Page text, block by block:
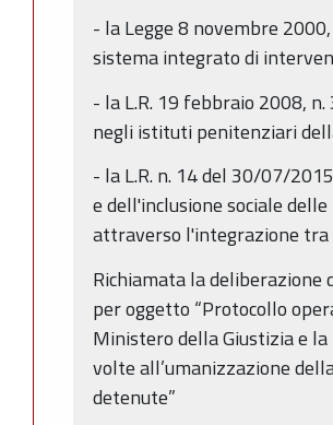
- la Legge 8 novembre
sistema integrato di
- la L.R. 19 febbraio 2008,
negli istituti penitenziari
- la L.R. n. 14 del 30/07/
e dell'inclusione sociale
attraverso l'integrazione tra
Richiamata la
per oggetto “Protocollo
Ministero della Giustizia e
volte all’umanizzazione
detenute”